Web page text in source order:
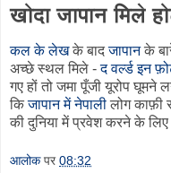
खोदा जापान मिले
कल के लेखके बादजापानके
अच्छे स्थल मिले -द वर्ल्ड इन
गए हों तो जमा पूँजी यूरोप घूमने
किजापान में नेपालीलोग काफ़ी
की दुनिया में प्रवेश करने के
आलोक पर08:32